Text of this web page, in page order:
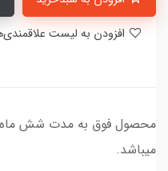
محصول فوق به مدت شش ماه
میباشد.